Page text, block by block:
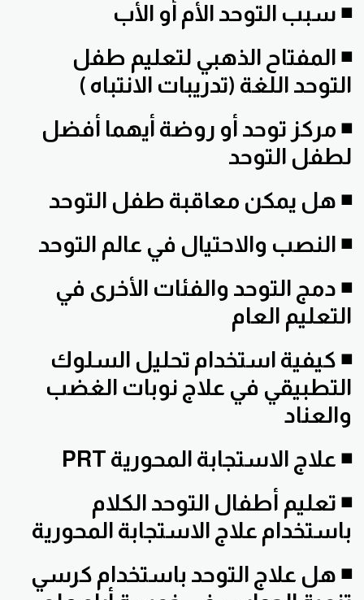
◾ سبب التوحد الأم أو الأب
◾ المفتاح الذهبي لتعليم طفل
التوحد اللغة (تدريبات الانتباه )
◾ مركز توحد أو روضة أيهما أفضل
لطفل التوحد
◾ هل يمكن معاقبة طفل التوحد
◾ النصب والاحتيال في عالم التوحد
◾ دمج التوحد والفئات الأخرى في
التعليم العام
◾ كيفية استخدام تحليل السلوك
التطبيقي في علاج نوبات الغضب
والعناد
◾ علاج الاستجابة المحورية PRT
◾ تعليم أطفال التوحد الكلام
باستخدام علاج الاستجابة المحورية
◾ هل علاج التوحد باستخدام كرسي